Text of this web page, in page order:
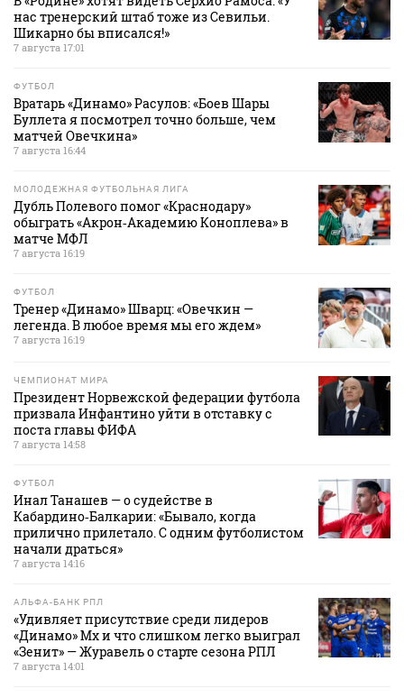
нас тренерский штаб тоже из Севильи.
Шикарно бы вписался!»
7 августа 17:01
ФУТБОЛ
Вратарь «Динамо» Расулов: «Боев Шары
Буллета я посмотрел точно больше, чем
матчей Овечкина»
7 августа 16:44
МОЛОДЕЖНАЯ ФУТБОЛЬНАЯ ЛИГА
Дубль Полевого помог «Краснодару»
обыграть «Акрон‑Академию Коноплева» в
матче МФЛ
7 августа 16:19
ФУТБОЛ
Тренер «Динамо» Шварц: «Овечкин —
легенда. В любое время мы его ждем»
7 августа 16:19
ЧЕМПИОНАТ МИРА
Президент Норвежской федерации футбола
призвала Инфантино уйти в отставку с
поста главы ФИФА
7 августа 14:58
ФУТБОЛ
Инал Танашев — о судействе в
Кабардино‑Балкарии: «Бывало, когда
прилично прилетало. С одним футболистом
начали драться»
7 августа 14:16
АЛЬФА-БАНК РПЛ
«Удивляет присутствие среди лидеров
«Динамо» Мх и что слишком легко выиграл
«Зенит» — Журавель о старте сезона РПЛ
7 августа 14:01